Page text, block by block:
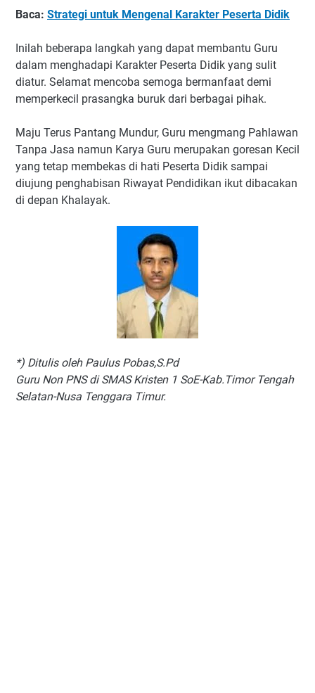
Baca: Strategi untuk Mengenal Karakter Peserta Didik
Inilah beberapa langkah yang dapat membantu Guru
dalam menghadapi Karakter Peserta Didik yang sulit
diatur. Selamat mencoba semoga bermanfaat demi
memperkecil prasangka buruk dari berbagai pihak.
Maju Terus Pantang Mundur, Guru mengmang Pahlawan
Tanpa Jasa namun Karya Guru merupakan goresan Kecil
yang tetap membekas di hati Peserta Didik sampai
diujung penghabisan Riwayat Pendidikan ikut dibacakan
di depan Khalayak.
*) Ditulis oleh Paulus Pobas,S.Pd
Guru Non PNS di SMAS Kristen 1 SoE-Kab.Timor Tengah
Selatan-Nusa Tenggara Timur.